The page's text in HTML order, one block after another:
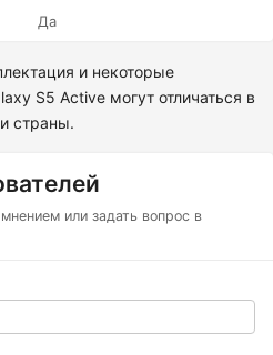
Да
и некоторые
S5 Active могут отличаться в
страны.
или задать вопрос в